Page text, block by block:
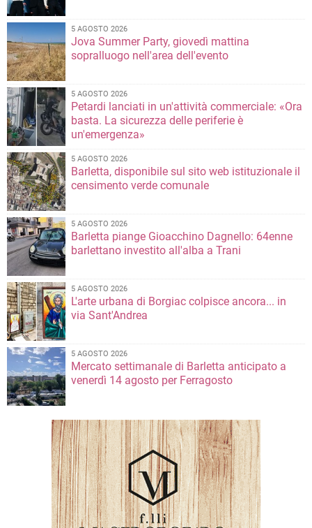
5 AGOSTO 2026
Jova Summer Party, giovedì mattina
sopralluogo nell'area dell'evento
5 AGOSTO 2026
Petardi lanciati in un'attività commerciale: «Ora
basta. La sicurezza delle periferie è
un'emergenza»
5 AGOSTO 2026
Barletta, disponibile sul sito web istituzionale il
censimento verde comunale
5 AGOSTO 2026
Barletta piange Gioacchino Dagnello: 64enne
barlettano investito all'alba a Trani
5 AGOSTO 2026
L'arte urbana di Borgiac colpisce ancora... in
via Sant'Andrea
5 AGOSTO 2026
Mercato settimanale di Barletta anticipato a
venerdì 14 agosto per Ferragosto